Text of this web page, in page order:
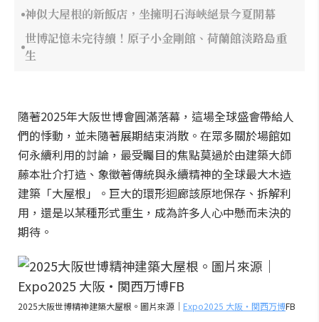
神似大屋根的新飯店，坐擁明石海峽絕景今夏開幕
世博記憶未完待續！原子小金剛館、荷蘭館淡路島重
生
隨著2025年大阪世博會圓滿落幕，這場全球盛會帶給人
們的悸動，並未隨著展期結束消散。在眾多關於場館如
何永續利用的討論，最受矚目的焦點莫過於由建築大師
藤本壯介打造、象徵著傳統與永續精神的全球最大木造
建築「大屋根」。巨大的環形迴廊該原地保存、拆解利
用，還是以某種形式重生，成為許多人心中懸而未決的
期待。
2025大阪世博精神建築大屋根。圖片來源｜ Expo2025 大阪・関西万博FB